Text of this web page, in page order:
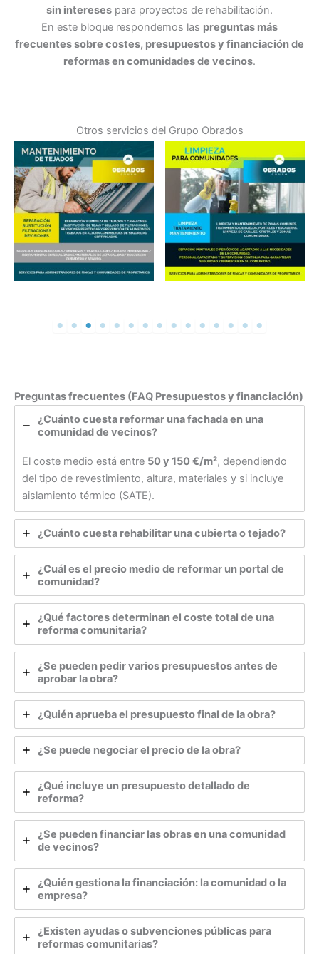
sin intereses para proyectos de rehabilitación.
En este bloque respondemos las preguntas más
frecuentes sobre costes, presupuestos y financiación de
reformas en comunidades de vecinos.
Otros servicios del Grupo Obrados
Reparación de Tejados en
Madrid
Limpieza en Comunidades
Preguntas frecuentes (FAQ Presupuestos y financiación)
¿Cuánto cuesta reformar una fachada en una
comunidad de vecinos?
El coste medio está entre 50 y 150 €/m², dependiendo
del tipo de revestimiento, altura, materiales y si incluye
aislamiento térmico (SATE).
¿Cuánto cuesta rehabilitar una cubierta o tejado?
¿Cuál es el precio medio de reformar un portal de
comunidad?
¿Qué factores determinan el coste total de una
reforma comunitaria?
¿Se pueden pedir varios presupuestos antes de
aprobar la obra?
¿Quién aprueba el presupuesto final de la obra?
¿Se puede negociar el precio de la obra?
¿Qué incluye un presupuesto detallado de
reforma?
¿Se pueden financiar las obras en una comunidad
de vecinos?
¿Quién gestiona la financiación: la comunidad o la
empresa?
¿Existen ayudas o subvenciones públicas para
reformas comunitarias?